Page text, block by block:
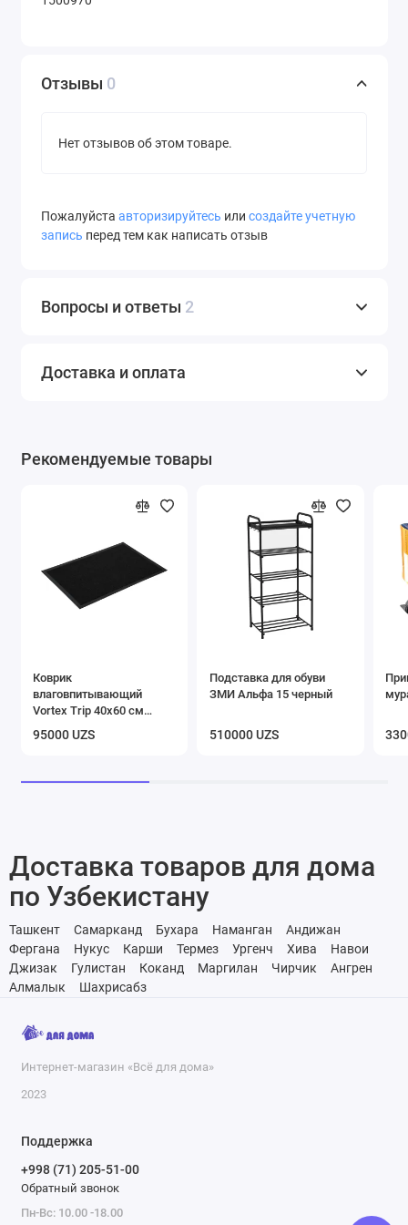
Отзывы 0
Нет отзывов об этом товаре.
Пожалуйста авторизируйтесь или создайте учетную
запись перед тем как написать отзыв
Вопросы и ответы 2
Доставка и оплата
Рекомендуемые товары
Коврик
влаговпитывающий
Vortex Trip 40х60 см
95000 UZS
Подставка для обуви
ЗМИ Альфа 15 черный
510000 UZS
Доставка товаров для дома
по Узбекистану
Ташкент Самарканд Бухара Наманган
Андижан
Фергана
Нукус Карши Термез Ургенч Хива
Навои
Джизак
Гулистан Коканд Маргилан Чирчик
Ангрен
Алмалык
Шахрисабз
Интернет-магазин «Всё для дома»
2023
Поддержка
+998 (71) 205-51-00
Обратный звонок
Пн-Вс: 10.00 -18.00